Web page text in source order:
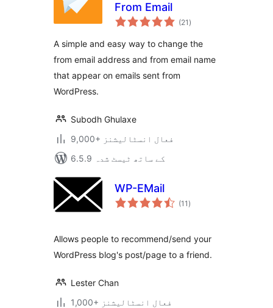
From Email
(21 مجموعی
درجہ
)
A simple and easy way to change the
from email address and from email name
that appear on emails sent from
WordPress.
Subodh Ghulaxe
9,000+ فعال انسٹالیشنز
6.5.9 کے ساتھ ٹیسٹ شدہ
WP-EMail
(11 مجموعی
درجہ
)
Allows people to recommend/send your
WordPress blog's post/page to a friend.
Lester Chan
1,000+ فعال انسٹالیشنز